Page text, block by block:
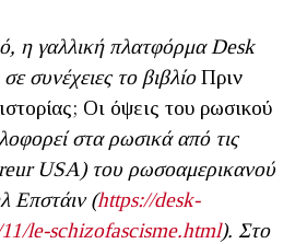
η γαλλική πλατφόρμα Desk
συνέχειες το βιβλίοΠριν
Οι όψεις του ρωσικού
στα ρωσικά από τις
USA) του ρωσοαμερικανού
Επστάιν (https://desk-
le-schizofascisme.html). Στο